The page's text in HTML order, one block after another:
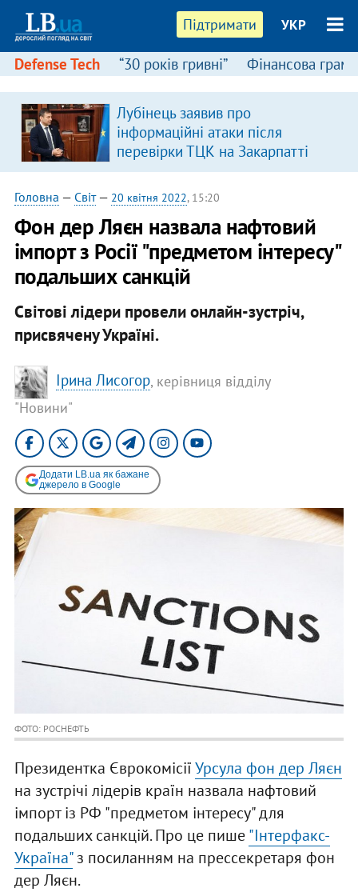
Підтримати УКР
Defense Tech “30 років гривні” Фінансова
Лубінець заявив про
інформаційні атаки після
перевірки ТЦК на Закарпатті
Головна — Світ— 20 квітня 2022, 15:20
Фон дер Ляєн назвала нафтовий
імпорт з Росії "предметом інтересу"
подальших санкцій
Світові лідери провели онлайн-зустріч,
присвячену Україні.
Ірина Лисогор, керівниця відділу
"Новини"
Додати LB.ua як бажане
джерело в Google
ФОТО: РОСНЕФТЬ
Президентка ЄврокомісіїУрсула фон дер Ляєн
на зустрічі лідерів країн назвала нафтовий
імпорт із РФ "предметом інтересу" для
подальших санкцій. Про це пише"Інтерфакс-
Україна"з посиланням на прессекретаря фон
дер Ляєн.